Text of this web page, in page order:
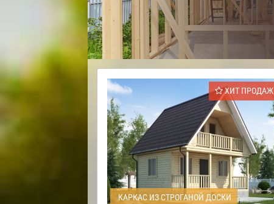
ХИТ ПРОДАЖ
КАРКАС ИЗ СТРОГАНОЙ ДОСКИ